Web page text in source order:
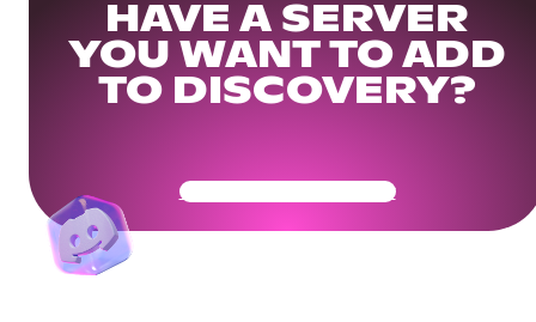
HAVE A SERVER
YOU WANT TO ADD
TO DISCOVERY?
Get Your Community Ready